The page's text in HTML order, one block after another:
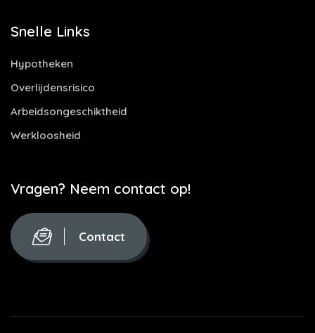
Snelle Links
Hypotheken
Overlijdensrisico
Arbeidsongeschiktheid
Werkloosheid
Vragen? Neem contact op!
Contact